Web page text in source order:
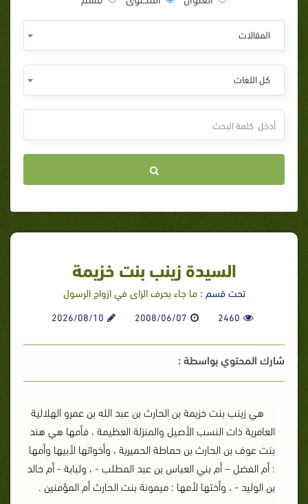
المقالات
كل اللغات
السيدة زينب بنت خزيمة
تحت قسم :ما جاء بحرف الزاى في ازواج الرسول
2460
2008/06/07
2026/08/10
شارك المحتوي بواسطة :
هي زينب بنت خزيمة بن الحارث بن عبد الله بن عمرو الهلالية
العامرية ذات النسب الأصيل والمنزلة العظيمة ، فأمها هي هند
بنت عوف بن الحارث بن حماطة الحميرية ، وأخواتها لأبيها وأمها
: أم الفضل – أم بني العباس بن عبد المطلب - ، ولبابة - أم خالد
بن الوليد - ، وأختها لأمها : ميمونة بنت الحارث أم المؤمنين .